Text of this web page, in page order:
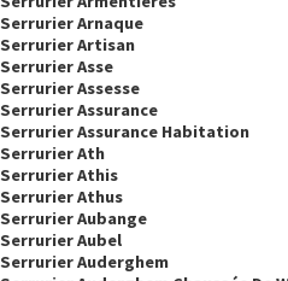
Serrurier Arnaque
Serrurier Artisan
Serrurier Asse
Serrurier Assesse
Serrurier Assurance
Serrurier Assurance Habitation
Serrurier Ath
Serrurier Athis
Serrurier Athus
Serrurier Aubange
Serrurier Aubel
Serrurier Auderghem